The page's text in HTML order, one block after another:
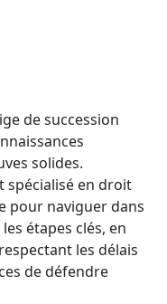
de succession
solides.
spécialisé en droit
pour naviguer dans
étapes clés, en
les délais
de défendre